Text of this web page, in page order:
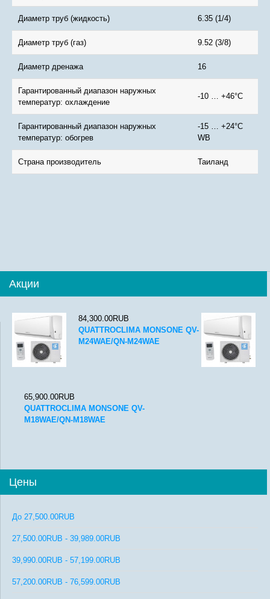
Диаметр труб (жидкость) 6.35 (1/4)
Диаметр труб (газ) 9.52 (3/8)
Диаметр дренажа 16
Гарантированный диапазон наружных
температур: охлаждение
-10 … +46°C
Гарантированный диапазон наружных
температур: обогрев
-15 … +24°C
WB
Страна производитель Таиланд
Акции
84,300.00RUB
QUATTROCLIMA MONSONE QV-
M24WAE/QN-M24WAE
65,900.00RUB
QUATTROCLIMA MONSONE QV-
M18WAE/QN-M18WAE
Цены
До 27,500.00RUB
27,500.00RUB - 39,989.00RUB
39,990.00RUB - 57,199.00RUB
57,200.00RUB - 76,599.00RUB